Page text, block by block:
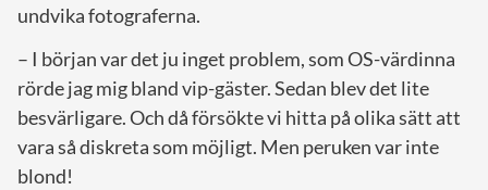
undvika fotograferna.
– I början var det ju inget problem, som OS-värdinna
rörde jag mig bland vip-gäster. Sedan blev det lite
besvärligare. Och då försökte vi hitta på olika sätt att
vara så diskreta som möjligt. Men peruken var inte
blond!